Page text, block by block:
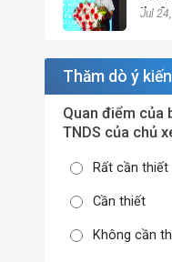
Jul
Thăm dò ý kiến
Quan điểm của
TNDS của chủ
Rất cần thiết
Cần thiết
Không cần